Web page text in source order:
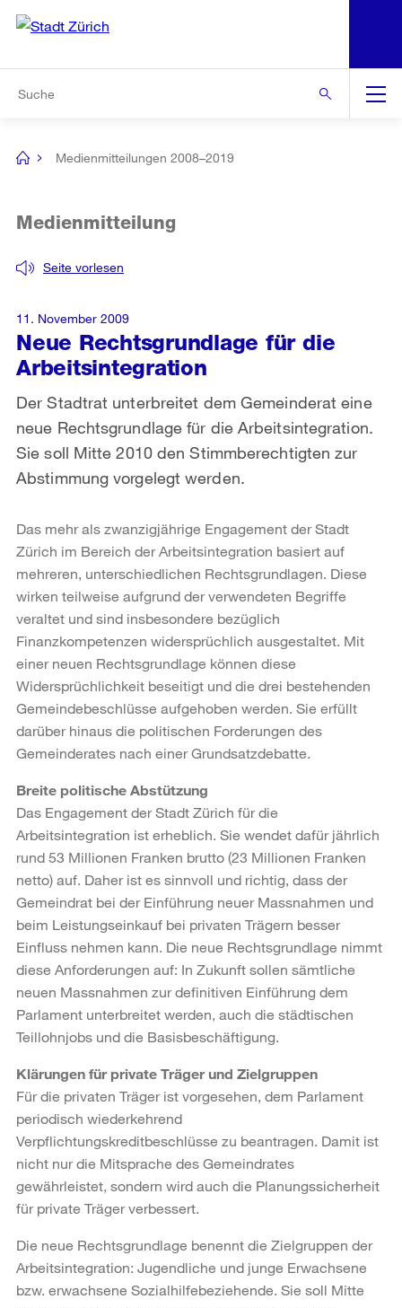
Navigation
[no
Medienmitteilungen 2008–2019
Neue Rechtsgrundlage für die
Arbeitsintegration
Seite vorlesen
Medienmitteilung
Der Stadtrat unterbreitet dem Gemeinderat eine
neue Rechtsgrundlage für die Arbeitsintegration.
Sie soll Mitte 2010 den Stimmberechtigten zur
Abstimmung vorgelegt werden.
11. November 2009
Das mehr als zwanzigjährige Engagement der Stadt
Zürich im Bereich der Arbeitsintegration basiert auf
mehreren, unterschiedlichen Rechtsgrundlagen. Diese
wirken teilweise aufgrund der verwendeten Begriffe
veraltet und sind insbesondere bezüglich
Finanzkompetenzen widersprüchlich ausgestaltet. Mit
einer neuen Rechtsgrundlage können diese
Widersprüchlichkeit beseitigt und die drei bestehenden
Gemeindebeschlüsse aufgehoben werden. Sie erfüllt
darüber hinaus die politischen Forderungen des
Gemeinderates nach einer Grundsatzdebatte.
Breite politische Abstützung
Das Engagement der Stadt Zürich für die
Arbeitsintegration ist erheblich. Sie wendet dafür jährlich
rund 53 Millionen Franken brutto (23 Millionen Franken
netto) auf. Daher ist es sinnvoll und richtig, dass der
Gemeindrat bei der Einführung neuer Massnahmen und
beim Leistungseinkauf bei privaten Trägern besser
Einfluss nehmen kann. Die neue Rechtsgrundlage nimmt
diese Anforderungen auf: In Zukunft sollen sämtliche
neuen Massnahmen zur definitiven Einführung dem
Parlament unterbreitet werden, auch die städtischen
Teillohnjobs und die Basisbeschäftigung.
Klärungen für private Träger und Zielgruppen
Für die privaten Träger ist vorgesehen, dem Parlament
periodisch wiederkehrend
Verpflichtungskreditbeschlüsse zu beantragen. Damit ist
nicht nur die Mitsprache des Gemeindrates
gewährleistet, sondern wird auch die Planungssicherheit
für private Träger verbessert.
Die neue Rechtsgrundlage benennt die Zielgruppen der
Arbeitsintegration: Jugendliche und junge Erwachsene
bzw. erwachsene Sozialhilfebeziehende. Sie soll Mitte